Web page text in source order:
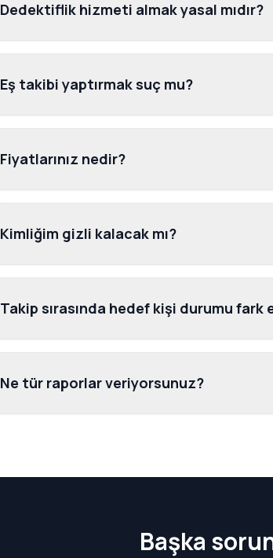
Dedektiflik hizmeti almak yasal mıdır?
Eş takibi yaptırmak suç mu?
Fiyatlarınız nedir?
Kimliğim gizli kalacak mı?
Takip sırasında hedef kişi durumu fark
Ne tür raporlar veriyorsunuz?
Başka